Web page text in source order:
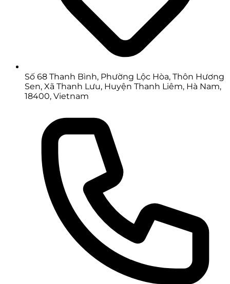
Số 68 Thanh Bình, Phường Lộc Hòa, Thôn Hương
Sen, Xã Thanh Lưu, Huyện Thanh Liêm, Hà Nam,
18400, Vietnam